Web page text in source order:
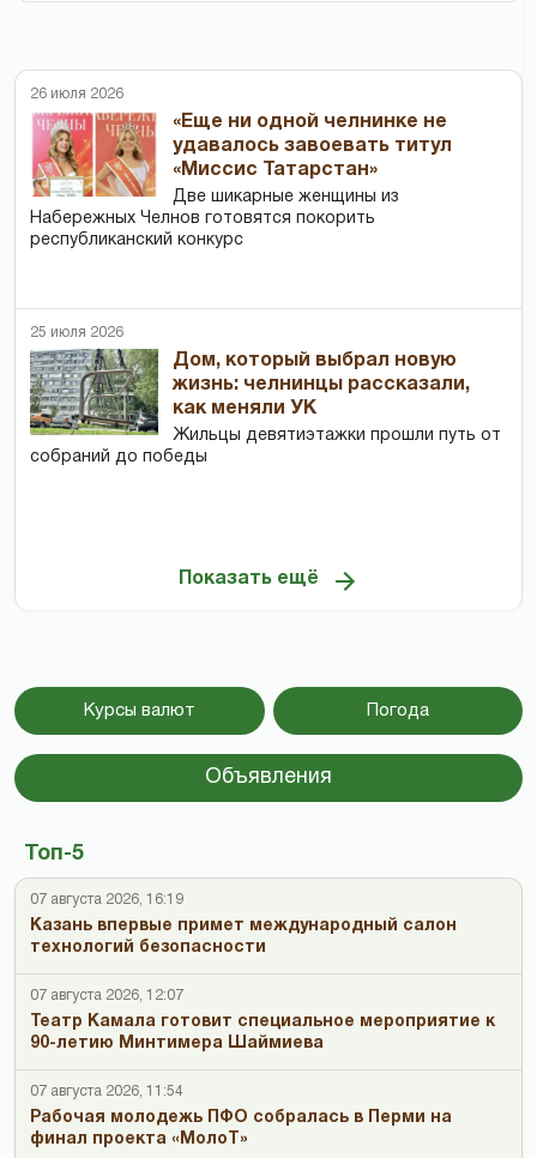
26 июля 2026
«Еще ни одной челнинке не
удавалось завоевать титул
«Миссис Татарстан»
Две шикарные женщины из
Набережных Челнов готовятся покорить
республиканский конкурс
25 июля 2026
Дом, который выбрал новую
жизнь: челнинцы рассказали,
как меняли УК
Жильцы девятиэтажки прошли путь от
собраний до победы
Показать ещё
Курсы валют Погода
Объявления
Топ-5
07 августа 2026, 16:19
Казань впервые примет международный салон
технологий безопасности
07 августа 2026, 12:07
Театр Камала готовит специальное мероприятие к
90-летию Минтимера Шаймиева
07 августа 2026, 11:54
Рабочая молодежь ПФО собралась в Перми на
финал проекта «МолоТ»